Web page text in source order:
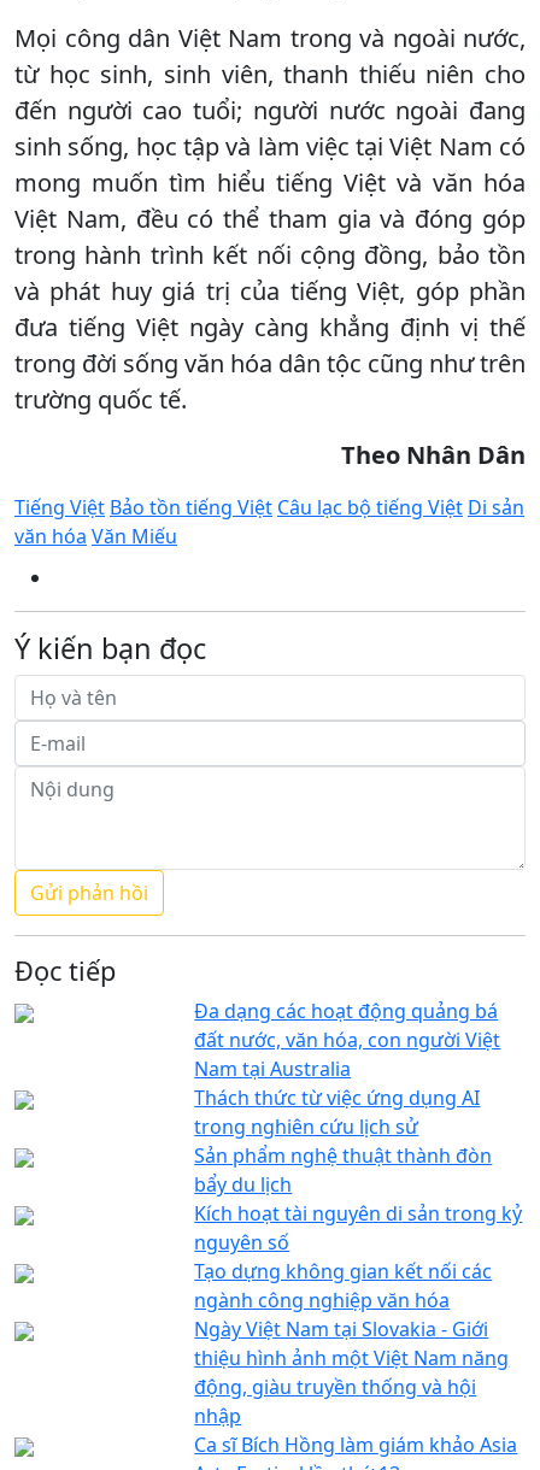
Mọi công dân Việt Nam trong và ngoài nước,
từ học sinh, sinh viên, thanh thiếu niên cho
đến người cao tuổi; người nước ngoài đang
sinh sống, học tập và làm việc tại Việt Nam có
mong muốn tìm hiểu tiếng Việt và văn hóa
Việt Nam, đều có thể tham gia và đóng góp
trong hành trình kết nối cộng đồng, bảo tồn
và phát huy giá trị của tiếng Việt, góp phần
đưa tiếng Việt ngày càng khẳng định vị thế
trong đời sống văn hóa dân tộc cũng như trên
trường quốc tế.
Theo Nhân Dân
Tiếng Việt Bảo tồn tiếng Việt Câu lạc bộ tiếng Việt Di sản
văn hóa Văn Miếu
Ý kiến bạn đọc
Đọc tiếp
Đa dạng các hoạt động quảng bá
đất nước, văn hóa, con người Việt
Nam tại Australia
Thách thức từ việc ứng dụng AI
trong nghiên cứu lịch sử
Sản phẩm nghệ thuật thành đòn
bẩy du lịch
Kích hoạt tài nguyên di sản trong kỷ
nguyên số
Tạo dựng không gian kết nối các
ngành công nghiệp văn hóa
Ngày Việt Nam tại Slovakia - Giới
thiệu hình ảnh một Việt Nam năng
động, giàu truyền thống và hội
nhập
Ca sĩ Bích Hồng làm giám khảo Asia